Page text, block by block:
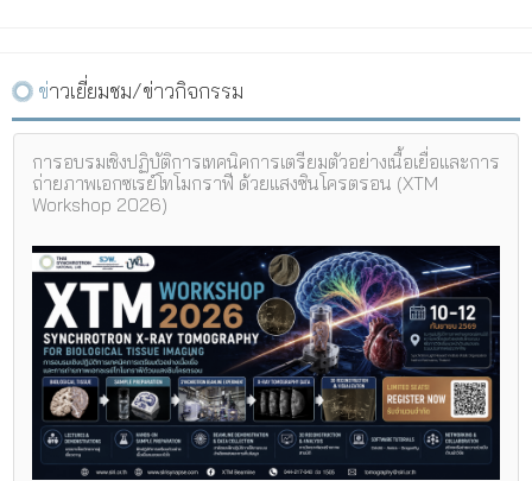
ข่าวเยี่ยมชม/ข่าวกิจกรรม
การอบรมเชิงปฏิบัติการเทคนิคการเตรียมตัวอย่างเนื้อเยื่อและการ
ถ่ายภาพเอกซเรย์โทโมกราฟี ด้วยแสงซินโครตรอน (XTM
Workshop 2026)